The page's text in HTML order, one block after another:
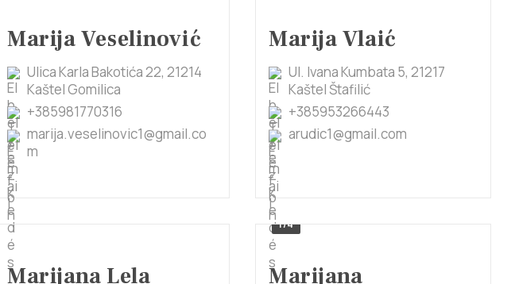
Marija Veselinović
Ulica Karla Bakotića 22, 21214
Kaštel Gomilica
+385981770316
marija.veselinovic1@gmail.co
m
Marija Vlaić
Ul. Ivana Kumbata 5, 21217
Kaštel Štafilić
+385953266443
arudic1@gmail.com
Marijana Lela
1/4
Marijana